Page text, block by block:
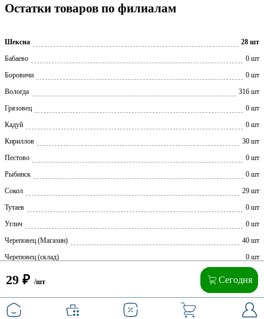
Остатки товаров по филиалам
Шексна
28 шт
Бабаево
0 шт
Боровичи
0 шт
Вологда
316 шт
Грязовец
0 шт
Кадуй
0 шт
Кириллов
30 шт
Пестово
0 шт
Рыбинск
0 шт
Сокол
29 шт
Тутаев
0 шт
Углич
0 шт
Череповец (Магазин)
40 шт
Череповец (склад)
0 шт
29 ₽ /шт Сегодня